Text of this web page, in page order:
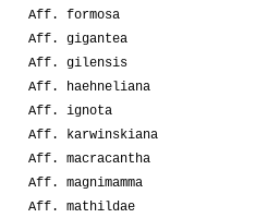
Aff. formosa
Aff. gigantea
Aff. gilensis
Aff. haehneliana
Aff. ignota
Aff. karwinskiana
Aff. macracantha
Aff. magnimamma
Aff. mathildae